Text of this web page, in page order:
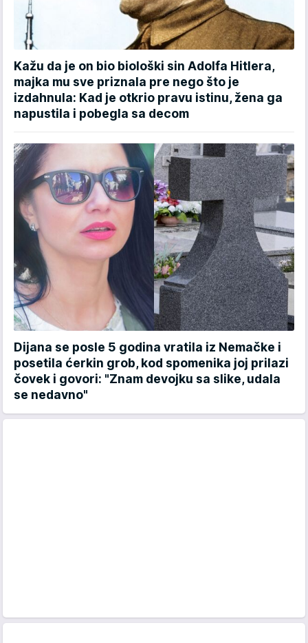
Kažu da je on bio biološki sin Adolfa Hitlera,
majka mu sve priznala pre nego što je
izdahnula: Kad je otkrio pravu istinu, žena ga
napustila i pobegla sa decom
Dijana se posle 5 godina vratila iz Nemačke i
posetila ćerkin grob, kod spomenika joj prilazi
čovek i govori: "Znam devojku sa slike, udala
se nedavno"